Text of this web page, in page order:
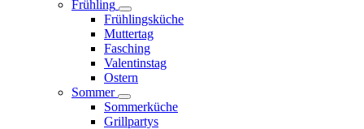
Frühling
Frühlingsküche
Muttertag
Fasching
Valentinstag
Ostern
Sommer
Sommerküche
Grillpartys